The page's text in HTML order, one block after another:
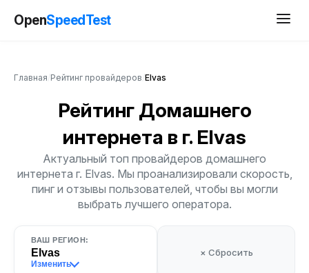
OpenSpeedTest
Главная Рейтинг провайдеров Elvas
Рейтинг Домашнего
интернета в г. Elvas
Актуальный топ провайдеров домашнего
интернета г. Elvas. Мы проанализировали скорость,
пинг и отзывы пользователей, чтобы вы могли
выбрать лучшего оператора.
ВАШ РЕГИОН:
Elvas
Изменить
× Сбросить